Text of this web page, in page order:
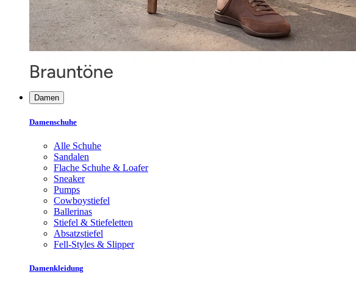
Damen
Damenschuhe
Alle Schuhe
Sandalen
Flache Schuhe & Loafer
Sneaker
Pumps
Cowboystiefel
Ballerinas
Stiefel & Stiefeletten
Absatzstiefel
Fell-Styles & Slipper
Damenkleidung